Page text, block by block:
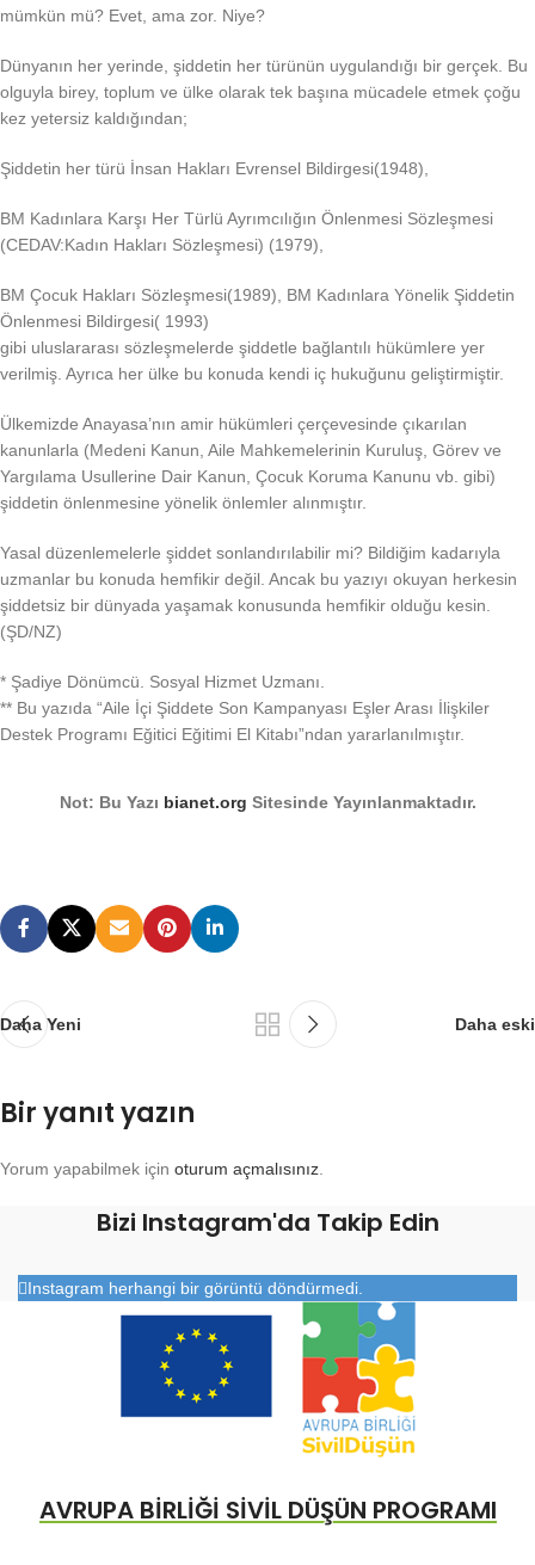
mümkün mü? Evet, ama zor. Niye?
Dünyanın her yerinde, şiddetin her türünün uygulandığı bir gerçek. Bu
olguyla birey, toplum ve ülke olarak tek başına mücadele etmek çoğu
kez yetersiz kaldığından;
Şiddetin her türü İnsan Hakları Evrensel Bildirgesi(1948),
BM Kadınlara Karşı Her Türlü Ayrımcılığın Önlenmesi Sözleşmesi
(CEDAV:Kadın Hakları Sözleşmesi) (1979),
BM Çocuk Hakları Sözleşmesi(1989), BM Kadınlara Yönelik Şiddetin
Önlenmesi Bildirgesi( 1993)
gibi uluslararası sözleşmelerde şiddetle bağlantılı hükümlere yer
verilmiş. Ayrıca her ülke bu konuda kendi iç hukuğunu geliştirmiştir.
Ülkemizde Anayasa’nın amir hükümleri çerçevesinde çıkarılan
kanunlarla (Medeni Kanun, Aile Mahkemelerinin Kuruluş, Görev ve
Yargılama Usullerine Dair Kanun, Çocuk Koruma Kanunu vb. gibi)
şiddetin önlenmesine yönelik önlemler alınmıştır.
Yasal düzenlemelerle şiddet sonlandırılabilir mi? Bildiğim kadarıyla
uzmanlar bu konuda hemfikir değil. Ancak bu yazıyı okuyan herkesin
şiddetsiz bir dünyada yaşamak konusunda hemfikir olduğu kesin.
(ŞD/NZ)
* Şadiye Dönümcü. Sosyal Hizmet Uzmanı.
** Bu yazıda “Aile İçi Şiddete Son Kampanyası Eşler Arası İlişkiler
Destek Programı Eğitici Eğitimi El Kitabı”ndan yararlanılmıştır.
Not: Bu Yazı bianet.org Sitesinde Yayınlanmaktadır.
Daha Yeni Daha eski
Bir yanıt yazın
Yorum yapabilmek için oturum açmalısınız
Bizi Instagram'da Takip Edin
Instagram herhangi bir görüntü döndürmedi.
AVRUPA BİRLİĞİ SİVİL DÜŞÜN PROGRAMI